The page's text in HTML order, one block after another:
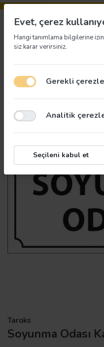
Taroks
Soyunma Odası
Evet, çerez
Hangi tanımlama bilgilerine
siz karar verirsiniz.
Gerekli
Analitik
Seçileni kabul et